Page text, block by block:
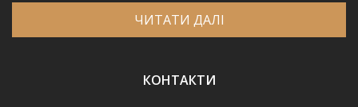
ЧИТАТИ ДАЛІ
КОНТАКТИ